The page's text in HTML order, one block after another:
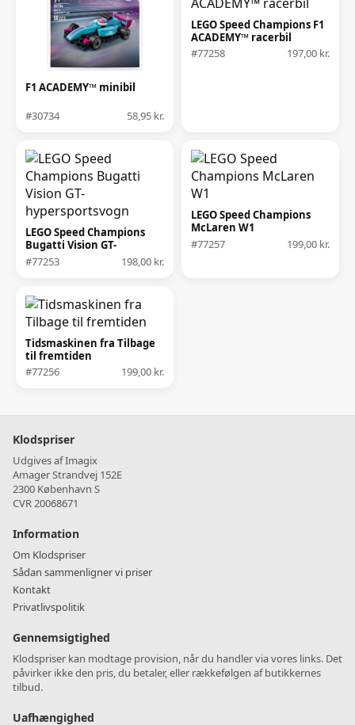
F1 ACADEMY™ minibil
#30734 58,95 kr.
LEGO Speed Champions F1
ACADEMY™ racerbil
#77258
197,00 kr.
LEGO Speed Champions
Bugatti Vision GT-
hypersportsvogn
#77253 198,00 kr.
LEGO Speed Champions
McLaren W1
#77257
199,00 kr.
Tidsmaskinen fra Tilbage
til fremtiden
#77256
199,00 kr.
Klodspriser
Udgives af Imagix
Amager Strandvej 152E
2300 København S
CVR 20068671
Information
Om Klodspriser
Sådan sammenligner vi priser
Kontakt
Privatlivspolitik
Gennemsigtighed
Klodspriser kan modtage provision, når du handler via vores links. Det
påvirker ikke den pris, du betaler, eller rækkefølgen af butikkernes
tilbud.
Uafhængighed